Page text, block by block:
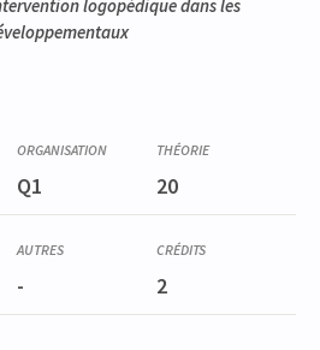
logopédique dans les
et inclusion
Q1 20
- 2